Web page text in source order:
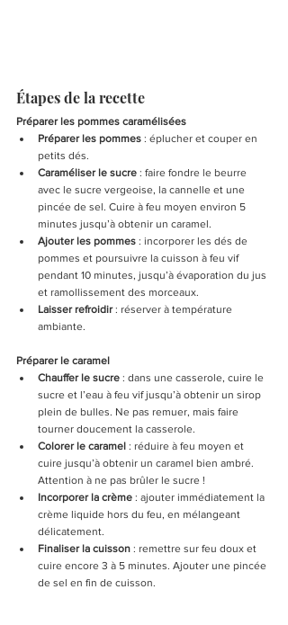
Étapes de la recette
Préparer les pommes caramélisées
Préparer les pommes : éplucher et couper en
petits dés.
Caraméliser le sucre : faire fondre le beurre
avec le sucre vergeoise, la cannelle et une
pincée de sel. Cuire à feu moyen environ 5
minutes jusqu’à obtenir un caramel.
Ajouter les pommes : incorporer les dés de
pommes et poursuivre la cuisson à feu vif
pendant 10 minutes, jusqu’à évaporation du jus
et ramollissement des morceaux.
Laisser refroidir : réserver à température
ambiante.
Préparer le caramel
Chauffer le sucre : dans une casserole, cuire le
sucre et l’eau à feu vif jusqu’à obtenir un sirop
plein de bulles. Ne pas remuer, mais faire
tourner doucement la casserole.
Colorer le caramel : réduire à feu moyen et
cuire jusqu’à obtenir un caramel bien ambré.
Attention à ne pas brûler le sucre !
Incorporer la crème : ajouter immédiatement la
crème liquide hors du feu, en mélangeant
délicatement.
Finaliser la cuisson : remettre sur feu doux et
cuire encore 3 à 5 minutes. Ajouter une pincée
de sel en fin de cuisson.